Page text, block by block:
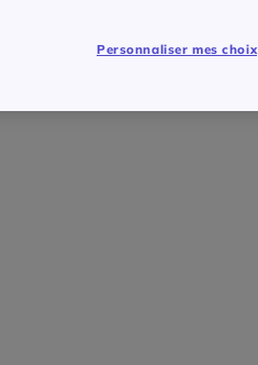
Personnaliser mes choix